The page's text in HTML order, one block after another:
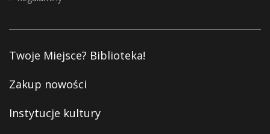
Twoje Miejsce? Biblioteka!
Zakup nowości
Instytucje kultury